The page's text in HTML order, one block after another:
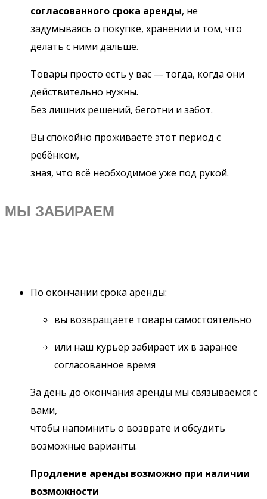
согласованного срока аренды, не
задумываясь о покупке, хранении и том, что
делать с ними дальше.
Товары просто есть у вас — тогда, когда они
действительно нужны.
Без лишних решений, беготни и забот.
Вы спокойно проживаете этот период с
ребёнком,
зная, что всё необходимое уже под рукой.
МЫ ЗАБИРАЕМ
По окончании срока аренды:
вы возвращаете товары самостоятельно
или наш курьер забирает их в заранее
согласованное время
За день до окончания аренды мы связываемся с
вами,
чтобы напомнить о возврате и обсудить
возможные варианты.
Продление аренды возможно при наличии
возможности